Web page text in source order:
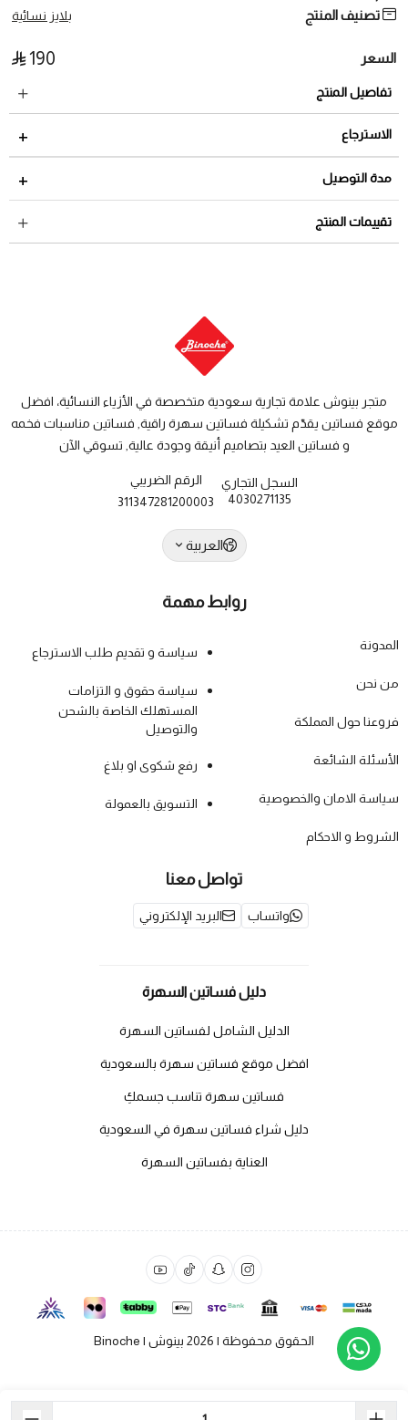
تصنيف المنتج بلايز نسائية
السعر 190
تفاصيل المنتج
الاسترجاع
مدة الاسترجاع 2 أيام من تاريخ استلام الطلب
لمراجعة سياسة الاسترجاع عبر الرابط التالي
مدة التوصيل
داخل السعودية: من 3 الى 8 أيام عمل
تقييمات المنتج
متجر بينوش علامة تجارية سعودية متخصصة في الأزياء النسائية، افضل
موقع فساتين يقدّم تشكيلة فساتين سهرة راقية, فساتين مناسبات فخمه
و فساتين العيد بتصاميم أنيقة وجودة عالية, تسوقي الآن
السجل التجاري
4030271135
الرقم الضريبي
311347281200003
العربية
روابط مهمة
المدونة
من نحن
فروعنا حول المملكة
الأسئلة الشائعة
سياسة الامان والخصوصية
الشروط و الاحكام
سياسة و تقديم طلب الاسترجاع
سياسة حقوق و التزامات
المستهلك الخاصة بالشحن
والتوصيل
رفع شكوى او بلاغ
التسويق بالعمولة
تواصل معنا
واتساب البريد الإلكتروني
دليل فساتين السهرة
الدليل الشامل لفساتين السهرة
افضل موقع فساتين سهرة بالسعودية
فساتين سهرة تناسب جسمكِ
دليل شراء فساتين سهرة في السعودية
العناية بفساتين السهرة
الحقوق محفوظة | 2026 بينوش | Binoche